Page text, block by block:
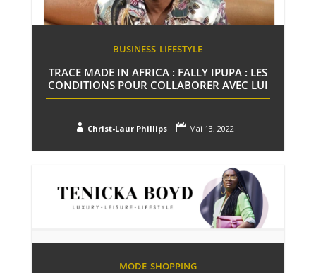
BUSINESS LIFESTYLE
TRACE MADE IN AFRICA : FALLY IPUPA : LES
CONDITIONS POUR COLLABORER AVEC LUI
 Christ-Laur Phillips  Mai 13, 2022
MODE SHOPPING